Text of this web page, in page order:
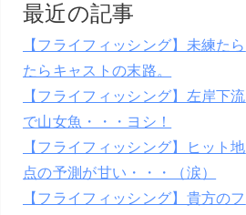
最近の記事
【フライフィッシング】未練たら
たらキャストの末路。
【フライフィッシング】左岸下流
で山女魚・・・ヨシ！
【フライフィッシング】ヒット地
点の予測が甘い・・・（涙）
【フライフィッシング】貴方のフ